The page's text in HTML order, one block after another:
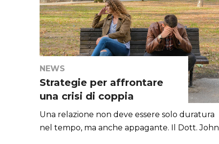
NEWS
Strategie per affrontare
una crisi di coppia
Una relazione non deve essere solo duratura
nel tempo, ma anche appagante. Il Dott. John